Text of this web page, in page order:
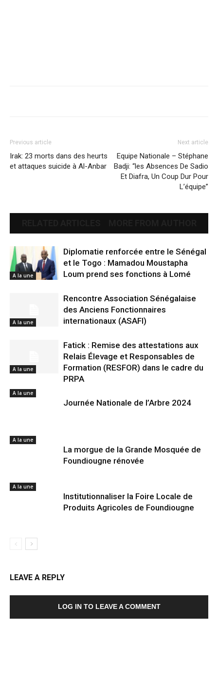
Previous article
Irak: 23 morts dans des heurts
et attaques suicide à Al-Anbar
Next article
Equipe Nationale – Stéphane
Badji: “les Absences De Sadio
Et Diafra, Un Coup Dur Pour
L’équipe”
A la une
Diplomatie renforcée entre le Sénégal
et le Togo : Mamadou Moustapha
Loum prend ses fonctions à Lomé
A la une
Rencontre Association Sénégalaise
des Anciens Fonctionnaires
internationaux (ASAFI)
A la une
Fatick : Remise des attestations aux
Relais Élevage et Responsables de
Formation (RESFOR) dans le cadre du
PRPA
A la une
Journée Nationale de l’Arbre 2024
A la une
La morgue de la Grande Mosquée de
Foundiougne rénovée
A la une
Institutionnaliser la Foire Locale de
Produits Agricoles de Foundiougne
LEAVE A REPLY
LOG IN TO LEAVE A COMMENT